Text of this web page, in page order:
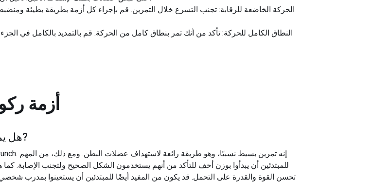
الحركة الخاضعة للرقابة: تجنب التسرع خلال التمرين. قم بإجراء كل أزمة بطريقة بطيئة
النطاق الكامل للحركة: تأكد من أنك تمر بنطاق كامل من الحركة. قم بالتمديد بالكامل في
أزمة
هل?
للمبتدئين أن يبدأوا بوزن أخف للتأكد من أنهم يستخدمون الشكل الصحيح ولتجنب الإصابة.
تحسن القوة والقدرة على التحمل. قد يكون من المفيد أيضًا للمبتدئين أن يستعينوا بمدرب شخصي